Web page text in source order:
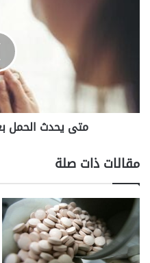
يوم
متى يحدث الحمل
مقالات ذات صلة